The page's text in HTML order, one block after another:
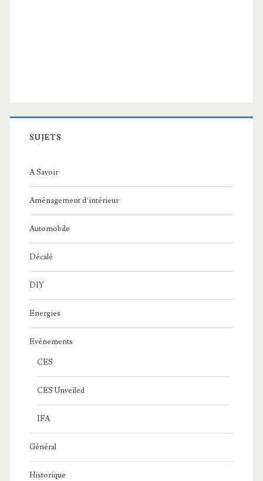
SUJETS
A Savoir
Aménagement d’intérieur
Automobile
Décalé
DIY
Energies
Evénements
CES
CES Unveiled
IFA
Général
Historique